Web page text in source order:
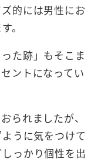
的には男性にお
。
た跡」もそこま
ントになってい
られましたが、
うに気をつけて
っかり個性を出